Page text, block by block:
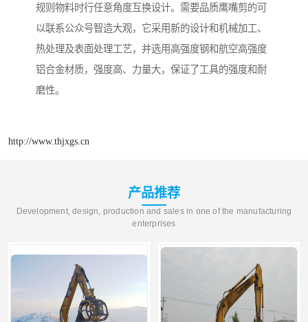
规则物料时行任意角度互换设计。需要品质鹰嘴剪的可
以联系公众号智造大观，它采用新的设计和机械加工、
热处理及表面处理工艺，并选用高强度钢和航空高强度
铝合金材质，强度高、力量大，保证了工具的强度和耐
磨性。
http://www.thjxgs.cn
产品推荐
Development, design, production and sales in one of the manufacturing
enterprises